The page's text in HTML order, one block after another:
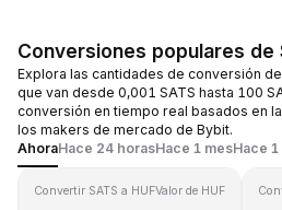
Conversiones populares de
Explora las cantidades de conversión
que van desde 0,001 SATS hasta 100
conversión en tiempo real basados en
los makers de mercado de Bybit.
AhoraHace 24 horasHace 1 mesHace
Convertir SATS a HUFValor de HUF